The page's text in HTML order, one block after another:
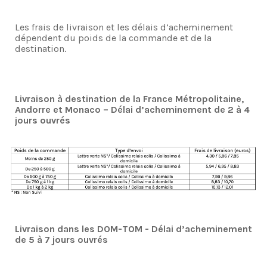
Les frais de livraison et les délais d’acheminement
dépendent du poids de la commande et de la
destination.
Livraison à destination de la France Métropolitaine,
Andorre et Monaco – Délai d’acheminement de 2 à 4
jours ouvrés
Livraison dans les DOM-TOM - Délai d’acheminement
de 5 à 7 jours ouvrés